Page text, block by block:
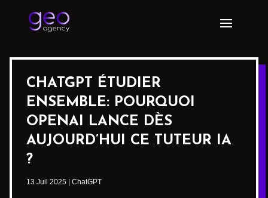
CHATGPT ÉTUDIER
ENSEMBLE: POURQUOI
OPENAI LANCE DÈS
AUJOURD’HUI CE TUTEUR IA
?
13 Juil 2025 ChatGPT